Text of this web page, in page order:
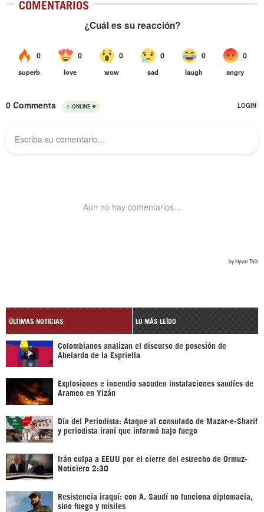
COMENTARIOS
ÚLTIMAS NOTICIAS LO MÁS LEÍDO
Colombianos analizan el discurso de posesión de
Abelardo de la Espriella
Explosiones e incendio sacuden instalaciones saudíes de
Aramco en Yizán
Día del Periodista: Ataque al consulado de Mazar-e-Sharif
y periodista iraní que informó bajo fuego
Irán culpa a EEUU por el cierre del estrecho de Ormuz-
Noticiero 2:30
Resistencia iraquí: con A. Saudí no funciona diplomacia,
sino fuego y misiles